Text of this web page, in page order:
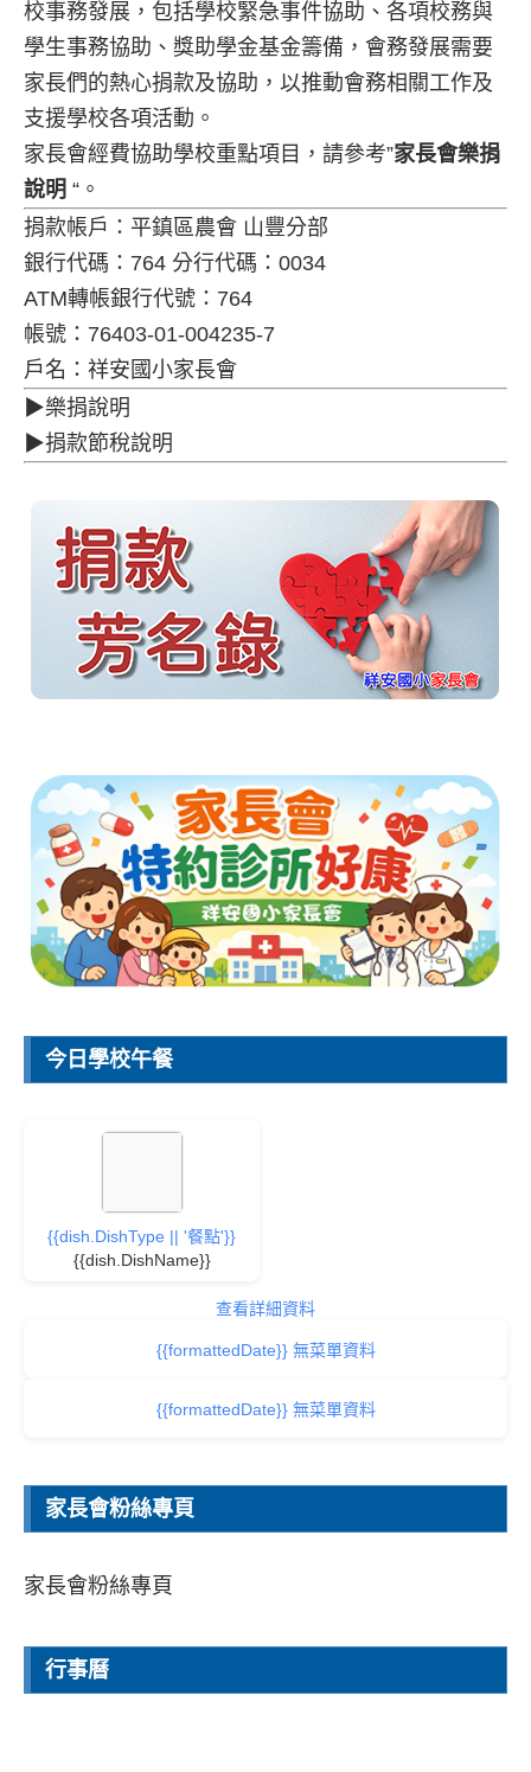
校事務發展，包括學校緊急事件協助、各項校務與
學生事務協助、獎助學金基金籌備，會務發展需要
家長們的熱心捐款及協助，以推動會務相關工作及
支援學校各項活動。
家長會經費協助學校重點項目，請參考”家長會樂捐
說明 “。
捐款帳戶：平鎮區農會 山豐分部
銀行代碼：764 分行代碼：0034
ATM轉帳銀行代號：764
帳號：76403-01-004235-7
戶名：祥安國小家長會
▶樂捐說明
▶捐款節稅說明
今日學校午餐
{{dish.DishType || '餐點'}}
{{dish.DishName}}
查看詳細資料
{{formattedDate}} 無菜單資料
{{formattedDate}} 無菜單資料
家長會粉絲專頁
家長會粉絲專頁
行事曆